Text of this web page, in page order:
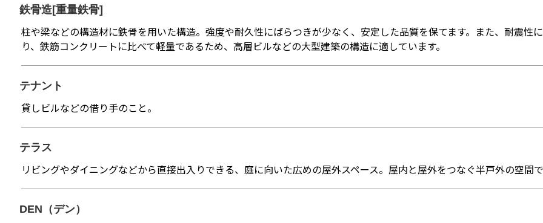
鉄骨造[重量鉄骨]
柱や梁などの構造材に鉄骨を用いた構造。強度や耐久性にばらつきが少なく、安定した品質を保てます。また、耐震性
り、鉄筋コンクリートに比べて軽量であるため、高層ビルなどの大型建築の構造に適しています。
テナント
貸しビルなどの借り手のこと。
テラス
リビングやダイニングなどから直接出入りできる、庭に向いた広めの屋外スペース。屋内と屋外をつなぐ半戸外の空間
DEN（デン）